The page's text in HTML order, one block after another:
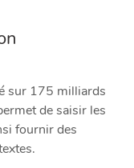
sur 175 milliards
de saisir les
fournir des